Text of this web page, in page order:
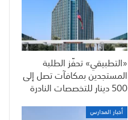
«التطبيقي» تحفّز الطلبة
المستجدين بمكافآت تصل إلى
500 دينار للتخصصات النادرة
أخبار المدارس